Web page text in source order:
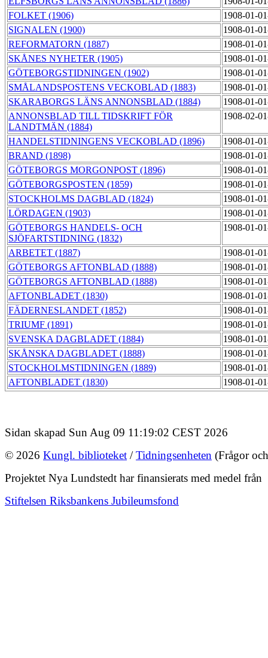
FOLKET (1906)
1908-01-
SIGNALEN (1900)
1908-01-
REFORMATORN (1887)
1908-01-
SKÅNES NYHETER (1905)
1908-01-
GÖTEBORGSTIDNINGEN (1902)
1908-01-
SMÅLANDSPOSTENS VECKOBLAD (1883)
1908-01-
SKARABORGS LÄNS ANNONSBLAD (1884)
1908-01-
ANNONSBLAD TILL TIDSKRIFT FÖR
LANDTMÄN (1884)
1908-02-
HANDELSTIDNINGENS VECKOBLAD (1896)
1908-01-
BRAND (1898)
1908-01-
GÖTEBORGS MORGONPOST (1896)
1908-01-
GÖTEBORGSPOSTEN (1859)
1908-01-
STOCKHOLMS DAGBLAD (1824)
1908-01-
LÖRDAGEN (1903)
1908-01-
GÖTEBORGS HANDELS- OCH
SJÖFARTSTIDNING (1832)
1908-01-
ARBETET (1887)
1908-01-
GÖTEBORGS AFTONBLAD (1888)
1908-01-
GÖTEBORGS AFTONBLAD (1888)
1908-01-
AFTONBLADET (1830)
1908-01-
FÄDERNESLANDET (1852)
1908-01-
TRIUMF (1891)
1908-01-
SVENSKA DAGBLADET (1884)
1908-01-
SKÅNSKA DAGBLADET (1888)
1908-01-
STOCKHOLMSTIDNINGEN (1889)
1908-01-
AFTONBLADET (1830)
1908-01-
Sidan skapad Sun Aug 09 11:19:02 CEST 2026
© 2026 Kungl. biblioteket /Tidningsenheten (Frågor
Projektet Nya Lundstedt har finansierats med medel från
Stiftelsen Riksbankens Jubileumsfond